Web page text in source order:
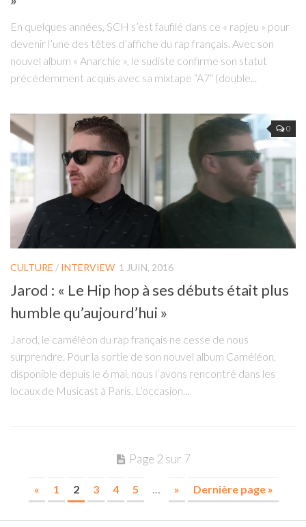
En quelques années, SCH s’est faufilé dans ce « rapjeu » pour
devenir l’une des têtes d’affiche du rap français. Avec son
nouvel album « Anarchie », le sudiste confirme son statut
précédemment acquis avec sa mixtape “A7“ (double...
0
CULTURE / INTERVIEW 1 JUIN, 2016
Jarod : « Le Hip hop à ses débuts était plus
humble qu’aujourd’hui »
Jarod, le caméléon du rap français ne cesse de nous
surprendre. Pour la sortie de son nouvel album Caméléon,
disponible depuis le 6 mai, nous l’avons rencontré dans les
locaux de Musicast à Paris. L’occasion...
Page 2 sur 7
« 1 2 3 4 5 ... » Dernière page »